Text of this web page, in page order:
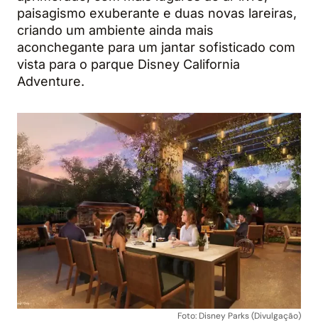
paisagismo exuberante e duas novas lareiras,
criando um ambiente ainda mais
aconchegante para um jantar sofisticado com
vista para o parque Disney California
Adventure.
Foto: Disney Parks (Divulgação)